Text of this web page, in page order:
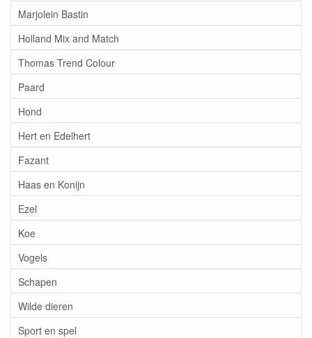
Marjolein Bastin
Holland Mix and Match
Thomas Trend Colour
Paard
Hond
Hert en Edelhert
Fazant
Haas en Konijn
Ezel
Koe
Vogels
Schapen
Wilde dieren
Sport en spel